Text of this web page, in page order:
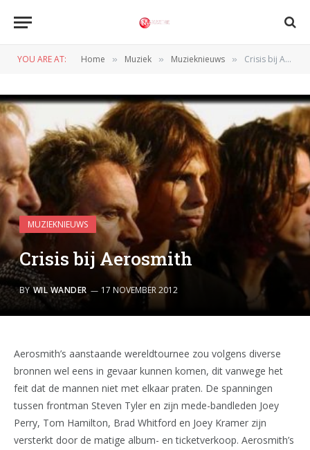
YOU ARE AT: Home » Muziek » Muzieknieuws » Crisis bij Aerosmith
MUZIEKNIEUWS
Crisis bij Aerosmith
BY WIL WANDER 17 NOVEMBER 2012
Aerosmith’s aanstaande wereldtournee zou volgens diverse
bronnen wel eens in gevaar kunnen komen, dit vanwege het
feit dat de mannen niet met elkaar praten. De spanningen
tussen frontman Steven Tyler en zijn mede-bandleden Joey
Perry, Tom Hamilton, Brad Whitford en Joey Kramer zijn
versterkt door de matige album- en ticketverkoop. Aerosmith’s